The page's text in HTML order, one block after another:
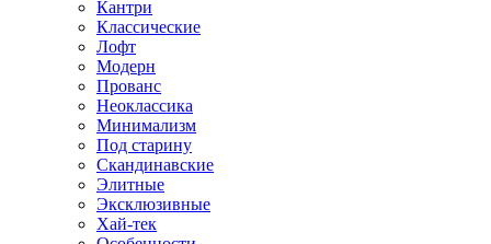
Кантри
Классические
Лофт
Модерн
Прованс
Неоклассика
Минимализм
Под старину
Скандинавские
Элитные
Эксклюзивные
Хай-тек